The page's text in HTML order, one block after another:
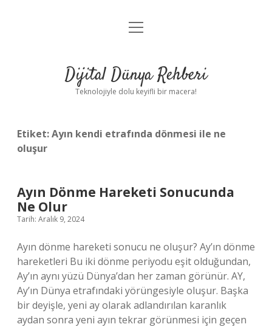
Anasayfa
Yasal Uyarı
menüyü
Dijital Dünya Rehberi
Teknolojiyle dolu keyifli bir macera!
Etiket:Ayın kendi etrafında dönmesi ile ne
oluşur
Ayın Dönme Hareketi Sonucunda
Ne Olur
Tarih: Aralık 9, 2024
Ayın dönme hareketi sonucu ne oluşur? Ay’ın dönme
hareketleri Bu iki dönme periyodu eşit olduğundan,
Ay’ın aynı yüzü Dünya’dan her zaman görünür. AY,
Ay’ın Dünya etrafındaki yörüngesiyle oluşur. Başka
bir deyişle, yeni ay olarak adlandırılan karanlık
aydan sonra yeni ayın tekrar görünmesi için geçen